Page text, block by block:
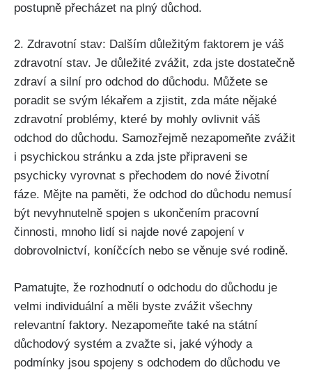
postupně přecházet na plný důchod.
2. Zdravotní stav: Dalším důležitým faktorem je váš
zdravotní stav. Je důležité zvážit, zda jste dostatečně
zdraví a silní pro odchod do důchodu. Můžete se
poradit se svým lékařem a zjistit, zda máte nějaké
zdravotní problémy, které by mohly ovlivnit váš
odchod do důchodu. Samozřejmě nezapomeňte zvážit
i psychickou stránku a zda jste připraveni se
psychicky vyrovnat s přechodem do nové životní
fáze. Mějte na paměti, že odchod do důchodu nemusí
být nevyhnutelně spojen s ukončením pracovní
činnosti, mnoho lidí si najde nové zapojení v
dobrovolnictví, koníčcích nebo se věnuje své rodině.
Pamatujte, že rozhodnutí o odchodu do důchodu je
velmi individuální a měli byste zvážit všechny
relevantní faktory. Nezapomeňte také na státní
důchodový systém a zvažte si, jaké výhody a
podmínky jsou spojeny s odchodem do důchodu ve